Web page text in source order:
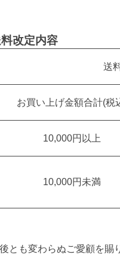
改定内容
送
お買い上げ金額合計(税
10,000円以上
10,000円未満
とも変わらぬご愛顧を賜